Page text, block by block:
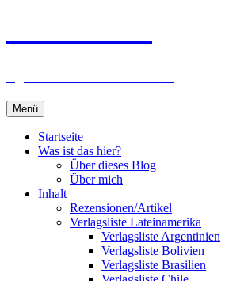
Menü
Startseite
Was ist das hier?
Über dieses Blog
Über mich
Inhalt
Rezensionen/Artikel
Verlagsliste Lateinamerika
Verlagsliste Argentinien
Verlagsliste Bolivien
Verlagsliste Brasilien